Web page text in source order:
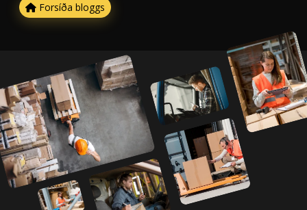
Forsíða bloggs